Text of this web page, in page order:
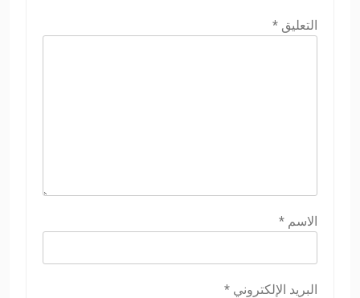
التعليق *
الاسم *
البريد الإلكتروني *